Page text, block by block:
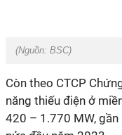
(Nguồn: BSC)
Còn theo CTCP
năng thiếu điện ở
420 – 1.770 MW,